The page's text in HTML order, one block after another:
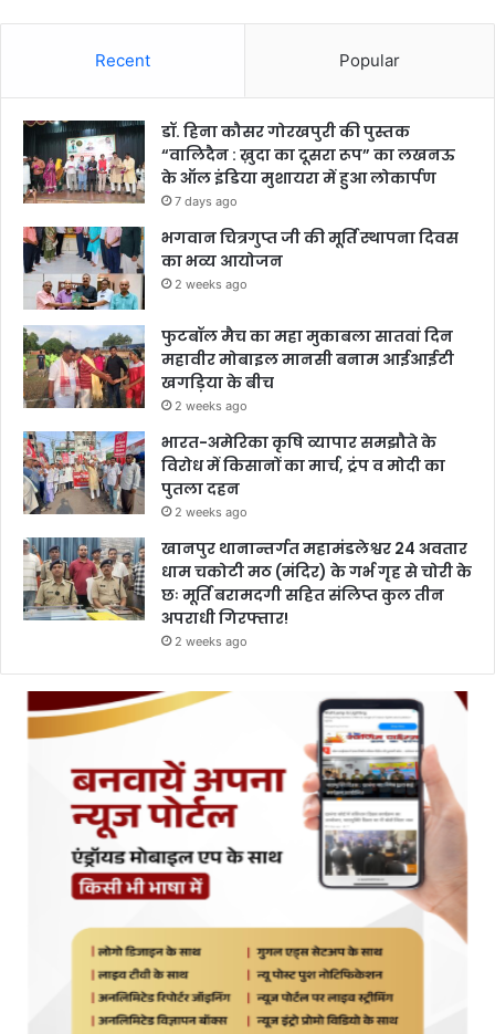
Recent Popular
डॉ. हिना कौसर गोरखपुरी की पुस्तक
“वालिदैन : ख़ुदा का दूसरा रूप” का लखनऊ
के ऑल इंडिया मुशायरा में हुआ लोकार्पण
7 days ago
भगवान चित्रगुप्त जी की मूर्ति स्थापना दिवस
का भव्य आयोजन
2 weeks ago
फुटबॉल मैच का महा मुकाबला सातवां दिन
महावीर मोबाइल मानसी बनाम आईआईटी
खगड़िया के बीच
2 weeks ago
भारत-अमेरिका कृषि व्यापार समझौते के
विरोध में किसानों का मार्च, ट्रंप व मोदी का
पुतला दहन
2 weeks ago
खानपुर थानान्तर्गत महामंडलेश्वर 24 अवतार
धाम चकोटी मठ (मंदिर) के गर्भ गृह से चोरी के
छः मूर्ति बरामदगी सहित संलिप्त कुल तीन
अपराधी गिरफ्तार!
2 weeks ago